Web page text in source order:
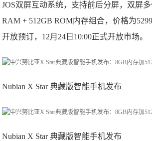
JOS双屏互动系统，支持前后分屏，双屏
RAM + 512GB ROM内存组合，价格为
开放预订，12月24日10:00正式开放市场。
Nubian X Star 典藏版智能手机发布
Nubian X Star 典藏版智能手机发布